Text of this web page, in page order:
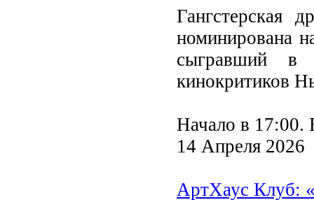
номинирована
сыгравший в
кинокритиков
Начало в 17:00.
14 Апреля 2026
АртХаус Клуб: